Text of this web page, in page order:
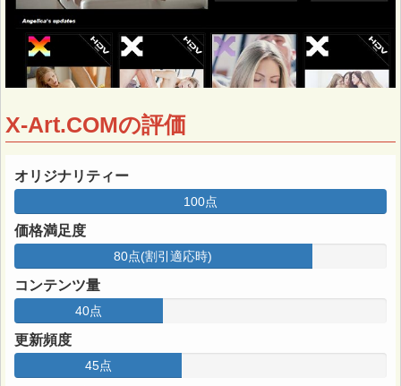
X-Art.COMの評価
オリジナリティー
100点
価格満足度
80点(割引適応時)
コンテンツ量
40点
更新頻度
45点